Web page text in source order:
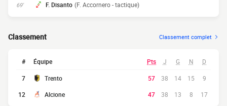
69' F. Disanto (F. Accornero - tactique)
Classement Classement complet
# Équipe Pts J G N D
7 Trento 57 38 14 15
9
12
Alcione 47 38 13 8 17